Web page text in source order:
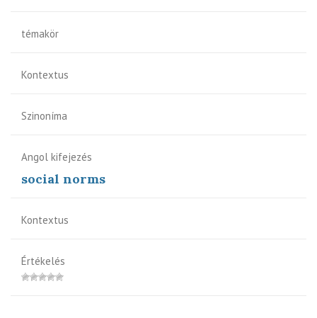
témakör
Kontextus
Szinoníma
Angol kifejezés
social norms
Kontextus
Értékelés